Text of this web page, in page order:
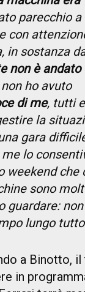
parecchio
con
in sostanza
non è andato
ho avuto
di me, tutti
la
gara
lo
weekend che
sono
guardare: non
lungo
a Binotto, il
in